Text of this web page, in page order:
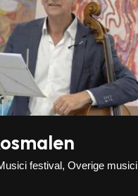
festival ,Overige musici